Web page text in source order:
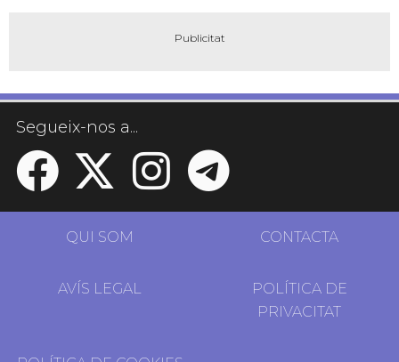
Segueix-nos a...
QUI SOM CONTACTA
AVÍS LEGAL
POLÍTICA DE
PRIVACITAT